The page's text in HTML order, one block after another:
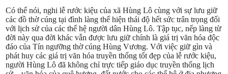
Có thể nói, nghi lễ rước kiệu của xã Hùng Lô cùng với sự lưu giữ
các đồ thờ cúng tại đình làng thể hiện thái độ hết sức trân trọng đối
với lịch sử của các thế hệ người dân Hùng Lô. Tập tục, nếp làng từ
đời này qua đời khác vẫn được lưu giữ chính là giá trị văn hóa độc
đáo của Tín ngưỡng thờ cúng Hùng Vương. Với việc giữ gìn và
phát huy các giá trị văn hóa truyền thống tốt đẹp của lễ rước kiệu,
người Hùng Lô đã không chỉ trực tiếp giáo dục truyền thống lịch